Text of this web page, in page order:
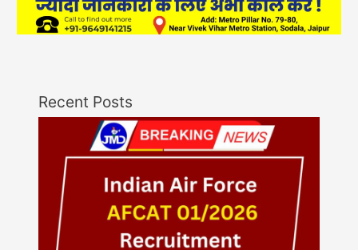
Recent Posts